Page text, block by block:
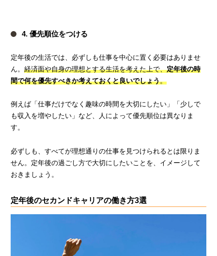
4. 優先順位をつける
定年後の生活では、必ずしも仕事を中心に置く必要はありませ
ん。経済面や自身の理想とする生活を考えた上で、定年後の時
間で何を優先すべきか考えておくと良いでしょう。
例えば「仕事だけでなく趣味の時間を大切にしたい」「少しで
も収入を増やしたい」など、人によって優先順位は異なりま
す。
必ずしも、すべてが理想通りの仕事を見つけられるとは限りま
せん。定年後の過ごし方で大切にしたいことを、イメージして
おきましょう。
定年後のセカンドキャリアの働き方3選